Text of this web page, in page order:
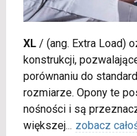
XL/ (ang. Extra Load)
konstrukcji,
porównaniu do
rozmiarze. Opony te
nośności i są
większej... zobacz